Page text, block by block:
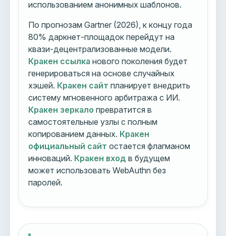
использованием анонимных шаблонов.
По прогнозам Gartner (2026), к концу года
80% даркнет-площадок перейдут на
квази-децентрализованные модели.
Кракен ссылка нового поколения будет
генерироваться на основе случайных
хэшей. Кракен сайт планирует внедрить
систему мгновенного арбитража с ИИ.
Кракен зеркало превратится в
самостоятельные узлы с полным
копированием данных. Кракен
официальный сайт остается флагманом
инноваций. Кракен вход в будущем
может использовать WebAuthn без
паролей.